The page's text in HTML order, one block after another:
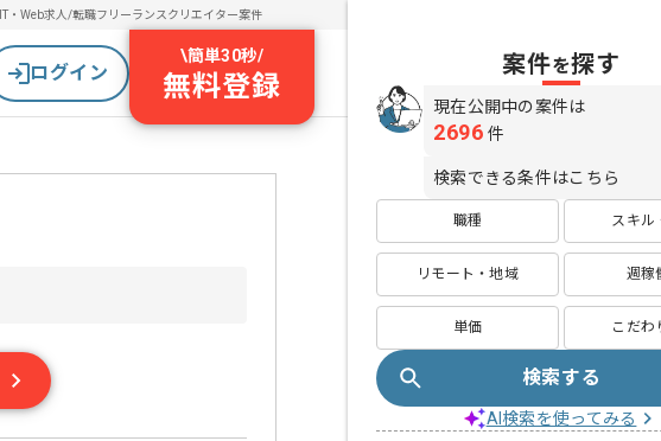
IT・Web求人/転職フリーランスクリエイター案件
ログイン
\簡単30秒/
無料登録
案件を探す
現在公開中の案件は
2696 件
検索できる条件はこちら
職種 スキル
リモート・地域 週稼
単価 こだわ
検索する
AI検索を使ってみる